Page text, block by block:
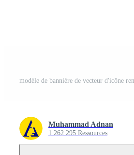
Muhammad Adnan
1 262 295 Ressources